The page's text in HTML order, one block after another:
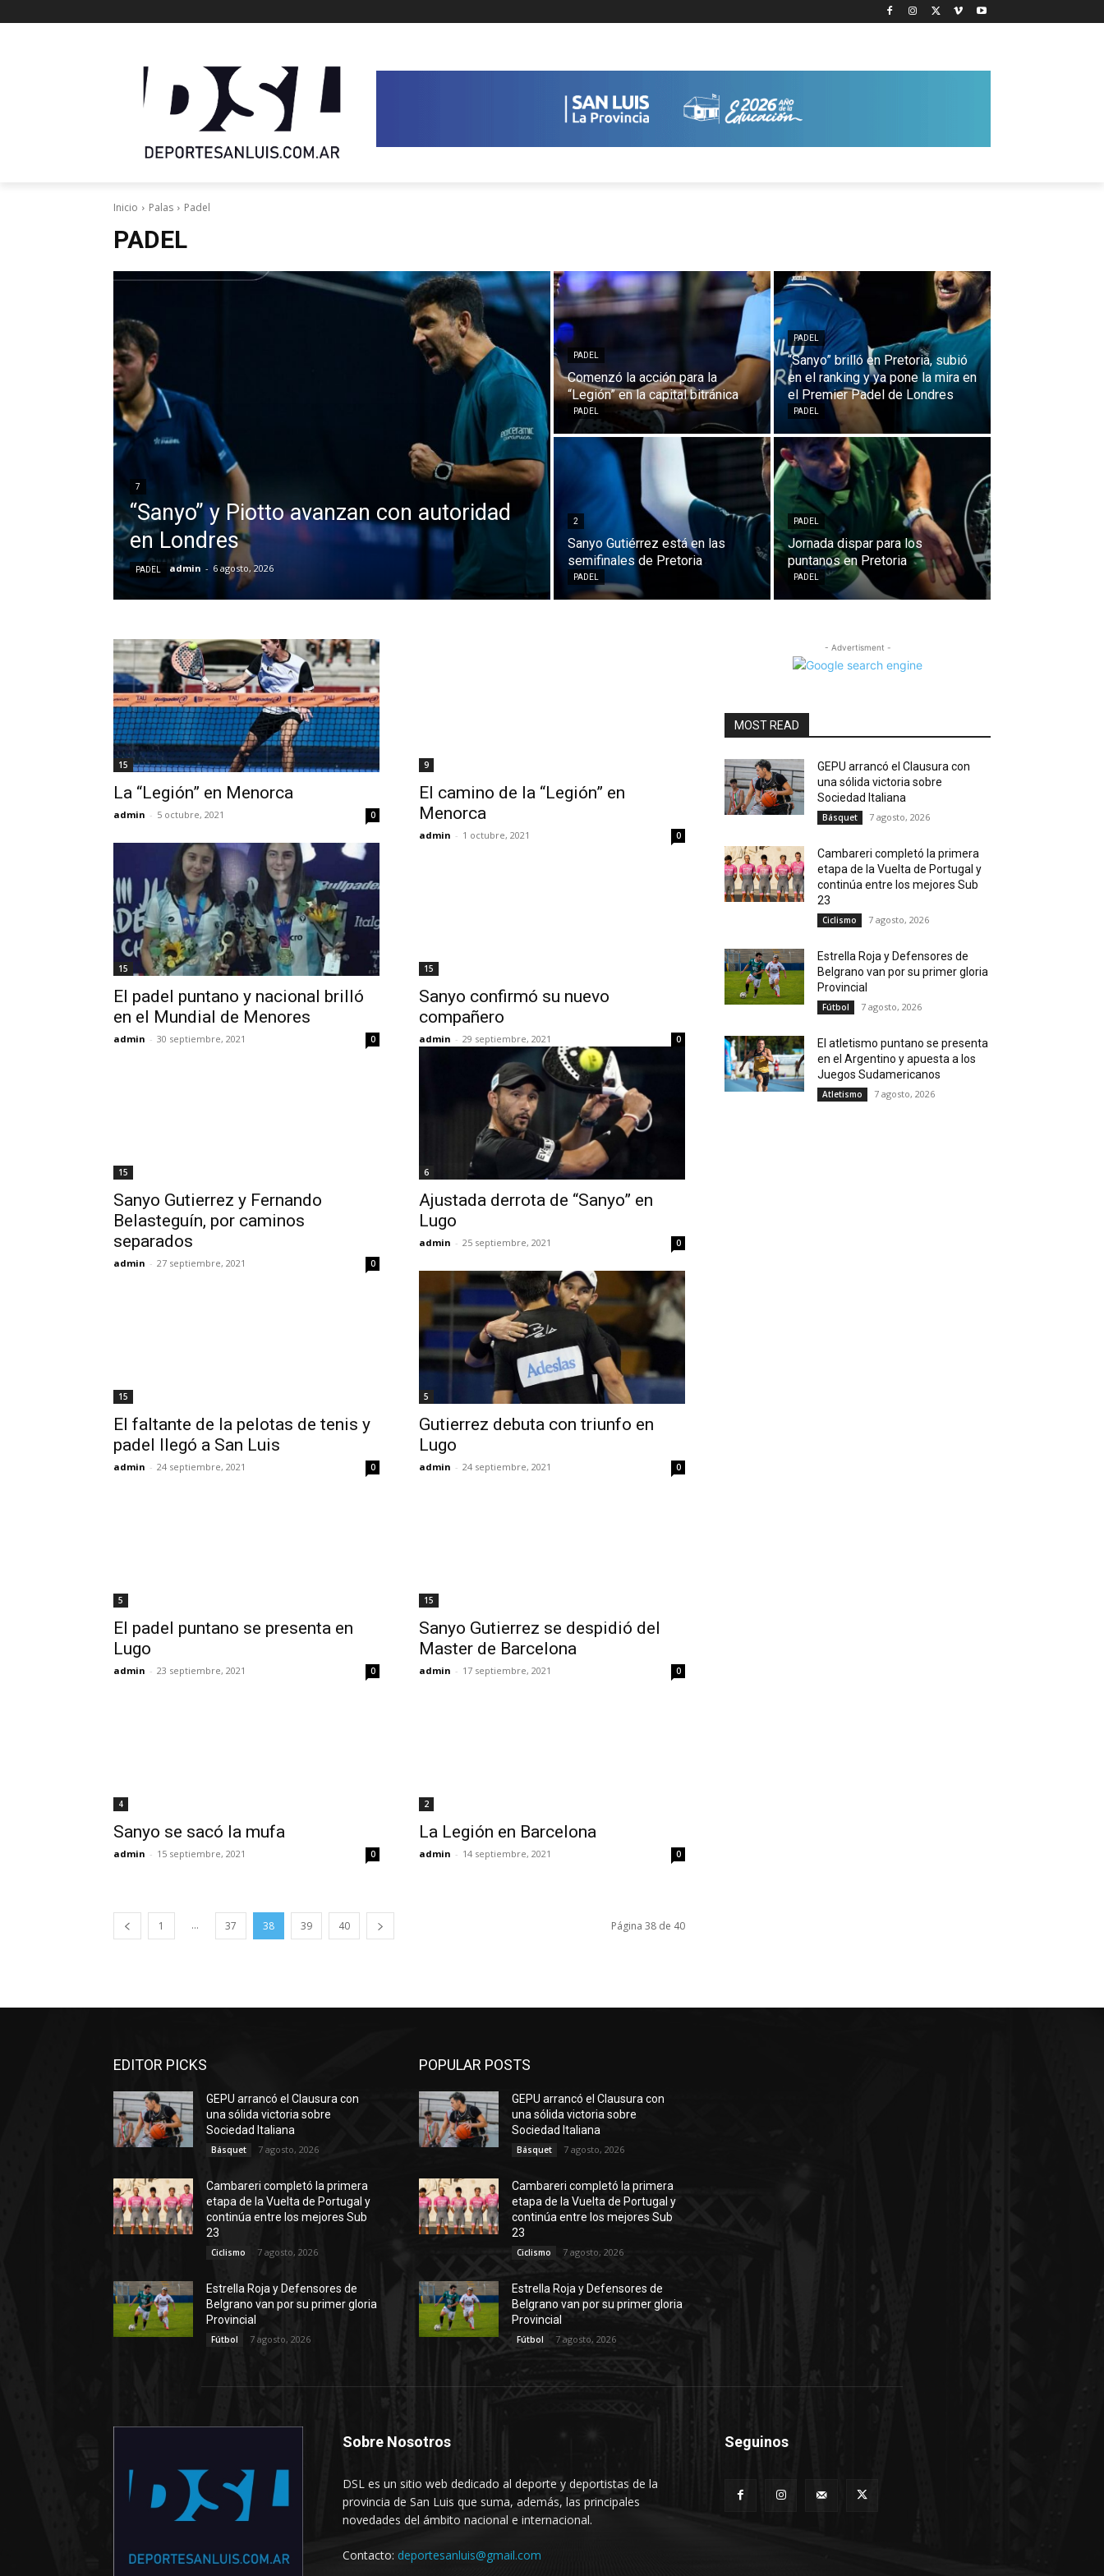
Inicio Palas Padel
PADEL
7
“Sanyo” y Piotto avanzan con autoridad
en Londres
PADEL admin - 6 agosto, 2026
PADEL
Comenzó la acción para la
“Legión” en la capital bitránica
PADEL
PADEL
“Sanyo” brilló en Pretoria, subió
en el ranking y ya pone la mira en
el Premier Padel de Londres
PADEL
2
Sanyo Gutiérrez está en las
semifinales de Pretoria
PADEL
PADEL
Jornada dispar para los
puntanos en Pretoria
PADEL
15
La “Legión” en Menorca
admin - 5 octubre, 2021 0
9
El camino de la “Legión” en
Menorca
admin - 1 octubre, 2021 0
15
El padel puntano y nacional brilló
en el Mundial de Menores
admin - 30 septiembre, 2021 0
15
Sanyo confirmó su nuevo
compañero
admin - 29 septiembre, 2021 0
15
Sanyo Gutierrez y Fernando
Belasteguín, por caminos
separados
admin - 27 septiembre, 2021 0
6
Ajustada derrota de “Sanyo” en
Lugo
admin - 25 septiembre, 2021 0
15
El faltante de la pelotas de tenis y
padel llegó a San Luis
admin - 24 septiembre, 2021 0
5
Gutierrez debuta con triunfo en
Lugo
admin - 24 septiembre, 2021 0
5
El padel puntano se presenta en
Lugo
admin - 23 septiembre, 2021 0
15
Sanyo Gutierrez se despidió del
Master de Barcelona
admin - 17 septiembre, 2021 0
4
Sanyo se sacó la mufa
admin - 15 septiembre, 2021 0
2
La Legión en Barcelona
admin - 14 septiembre, 2021 0
1 ... 37 38 39 40 Página 38 de 40
- Advertisment -
MOST READ
GEPU arrancó el Clausura con
una sólida victoria sobre
Sociedad Italiana
Básquet 7 agosto, 2026
Cambareri completó la primera
etapa de la Vuelta de Portugal y
continúa entre los mejores Sub
23
Ciclismo 7 agosto, 2026
Estrella Roja y Defensores de
Belgrano van por su primer gloria
Provincial
Fútbol 7 agosto, 2026
El atletismo puntano se presenta
en el Argentino y apuesta a los
Juegos Sudamericanos
Atletismo 7 agosto, 2026
EDITOR PICKS
GEPU arrancó el Clausura con
una sólida victoria sobre
Sociedad Italiana
Básquet 7 agosto, 2026
Cambareri completó la primera
etapa de la Vuelta de Portugal y
continúa entre los mejores Sub
23
Ciclismo 7 agosto, 2026
Estrella Roja y Defensores de
Belgrano van por su primer gloria
Provincial
Fútbol 7 agosto, 2026
POPULAR POSTS
GEPU arrancó el Clausura con
una sólida victoria sobre
Sociedad Italiana
Básquet 7 agosto, 2026
Cambareri completó la primera
etapa de la Vuelta de Portugal y
continúa entre los mejores Sub
23
Ciclismo 7 agosto, 2026
Estrella Roja y Defensores de
Belgrano van por su primer gloria
Provincial
Fútbol 7 agosto, 2026
Sobre Nosotros
DSL es un sitio web dedicado al deporte y deportistas de la
provincia de San Luis que suma, además, las principales
novedades del ámbito nacional e internacional.
Contacto: deportesanluis@gmail.com
Seguinos